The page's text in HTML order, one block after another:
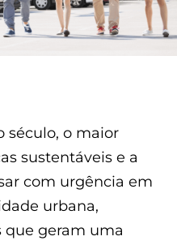
século, o maior
sustentáveis e a
com urgência em
urbana,
que geram uma